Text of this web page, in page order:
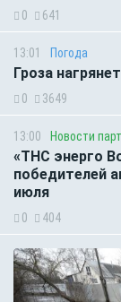
0 641
13:01 Погода
Гроза
0 3649
13:00 Новости
«ТНС энерго
победителей
июля
0 404